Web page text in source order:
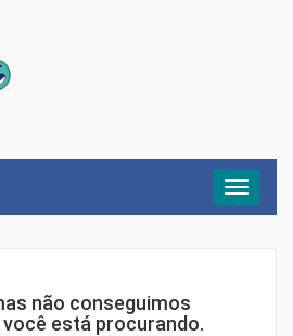
Menu
não conseguimos
está procurando.